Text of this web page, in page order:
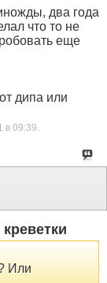
два года
что то не
еще
дипа или
в 09:39
Или